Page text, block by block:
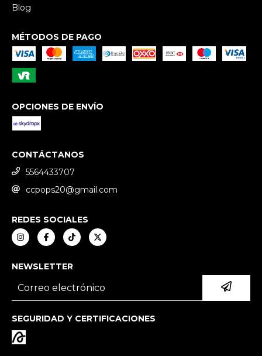
Blog
MÉTODOS DE PAGO
OPCIONES DE ENVÍO
CONTÁCTANOS
5564433707
ccpops20@gmail.com
REDES SOCIALES
NEWSLETTER
SEGURIDAD Y CERTIFICACIONES